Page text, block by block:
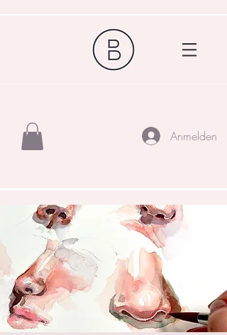
Anmelden